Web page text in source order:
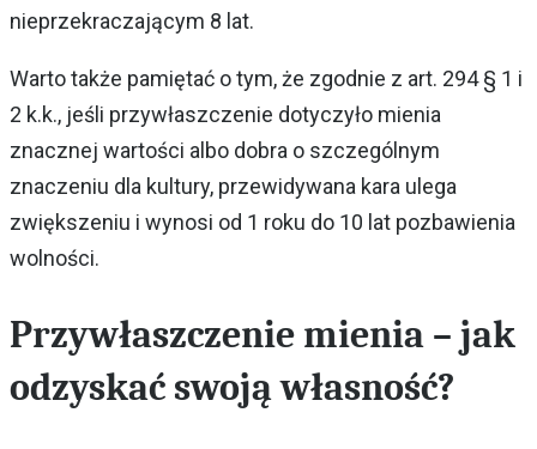
nieprzekraczającym 8 lat.
Warto także pamiętać o tym, że zgodnie z art. 294 § 1 i
2 k.k., jeśli przywłaszczenie dotyczyło mienia
znacznej wartości albo dobra o szczególnym
znaczeniu dla kultury, przewidywana kara ulega
zwiększeniu i wynosi od 1 roku do 10 lat pozbawienia
wolności.
Przywłaszczenie mienia – jak
odzyskać swoją własność?